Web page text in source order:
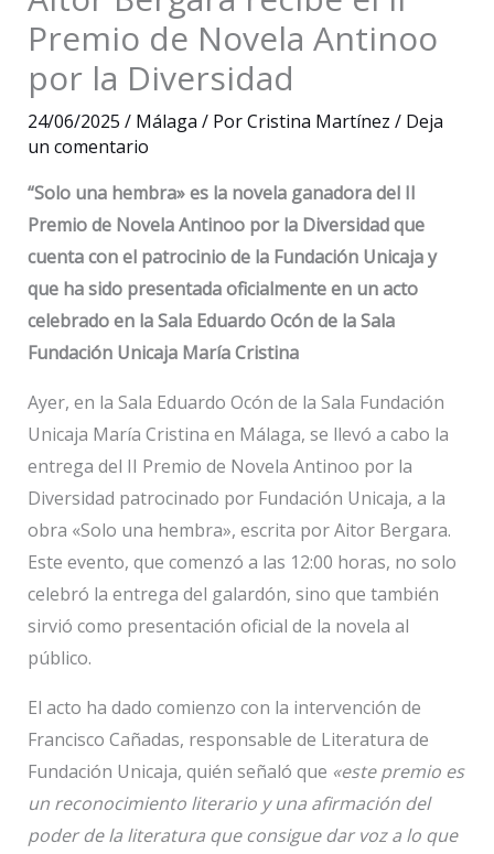
Premio de Novela Antinoo
por la Diversidad
24/06/2025 / Málaga / PorCristina Martínez / Deja
un comentario
“Solo una hembra» es la novela ganadora del II
Premio de Novela Antinoo por la Diversidad que
cuenta con el patrocinio de la Fundación Unicaja y
que ha sido presentada oficialmente en un acto
celebrado en la Sala Eduardo Ocón de la Sala
Fundación Unicaja María Cristina
Ayer, en la Sala Eduardo Ocón de la Sala Fundación
Unicaja María Cristina en Málaga, se llevó a cabo la
entrega del II Premio de Novela Antinoo por la
Diversidad patrocinado por Fundación Unicaja, a la
obra «Solo una hembra», escrita por Aitor Bergara.
Este evento, que comenzó a las 12:00 horas, no solo
celebró la entrega del galardón, sino que también
sirvió como presentación oficial de la novela al
público.
El acto ha dado comienzo con la intervención de
Francisco Cañadas, responsable de Literatura de
Fundación Unicaja, quién señaló que «este premio es
un reconocimiento literario y una afirmación del
poder de la literatura que consigue dar voz a lo que